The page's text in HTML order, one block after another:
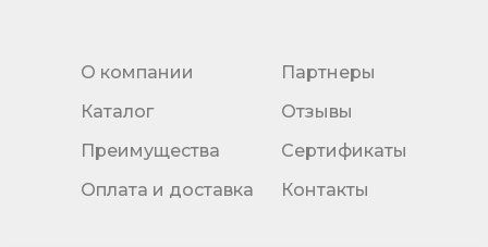
О компании
Каталог
Преимущества
Партнеры
Отзывы
Сертификаты
Контакты
Оплата и доставка